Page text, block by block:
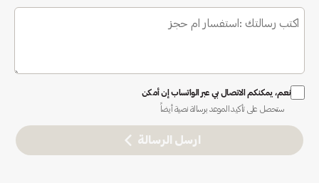
نعم، يمكنكم الاتصال بي عبر الواتساب إن أمكن
ستحصل على تأكيد الموعد برسالة نصية أيضاً
ارسل الرسالة